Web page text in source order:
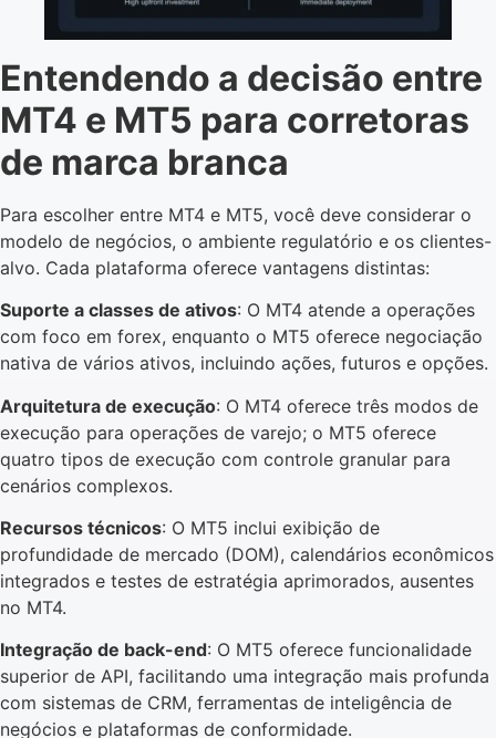
Entendendo a decisão entre
MT4 e MT5 para corretoras
de marca branca
Para escolher entre MT4 e MT5, você deve considerar o
modelo de negócios, o ambiente regulatório e os clientes-
alvo. Cada plataforma oferece vantagens distintas:
Suporte a classes de ativos: O MT4 atende a operações
com foco em forex, enquanto o MT5 oferece negociação
nativa de vários ativos, incluindo ações, futuros e opções.
Arquitetura de execução: O MT4 oferece três modos de
execução para operações de varejo; o MT5 oferece
quatro tipos de execução com controle granular para
cenários complexos.
Recursos técnicos: O MT5 inclui exibição de
profundidade de mercado (DOM), calendários econômicos
integrados e testes de estratégia aprimorados, ausentes
no MT4.
Integração de back-end: O MT5 oferece funcionalidade
superior de API, facilitando uma integração mais profunda
com sistemas de CRM, ferramentas de inteligência de
negócios e plataformas de conformidade.